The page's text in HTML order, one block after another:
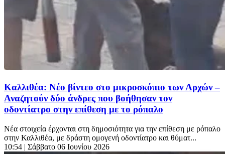
Καλλιθέα: Νέο βίντεο στο μικροσκόπιο των Αρχών –
Αναζητούν δύο άνδρες που βοήθησαν τον
οδοντίατρο στην επίθεση με το ρόπαλο
Νέα στοιχεία έρχονται στη δημοσιότητα για την επίθεση με ρόπαλο
στην Καλλιθέα, με δράστη ομογενή οδοντίατρο και θύματ...
10:54 | Σάββατο 06 Ιουνίου 2026